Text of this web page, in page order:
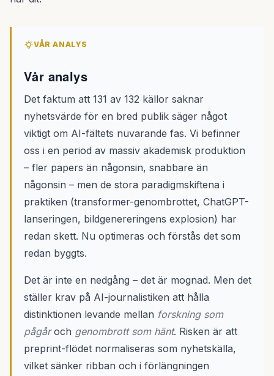
VÅR ANALYS
Vår analys
Det faktum att 131 av 132 källor saknar
nyhetsvärde för en bred publik säger något
viktigt om AI-fältets nuvarande fas. Vi befinner
oss i en period av massiv akademisk produktion
– fler papers än någonsin, snabbare än
någonsin – men de stora paradigmskiftena i
praktiken (transformer-genombrottet, ChatGPT-
lanseringen, bildgenereringens explosion) har
redan skett. Nu optimeras och förstås det som
redan byggts.
Det är inte en nedgång – det är mognad. Men det
ställer krav på AI-journalistiken att hålla
distinktionen levande mellan forskning som
pågåroch genombrott som hänt. Risken är att
preprint-flödet normaliseras som nyhetskälla,
vilket sänker ribban och i förlängningen